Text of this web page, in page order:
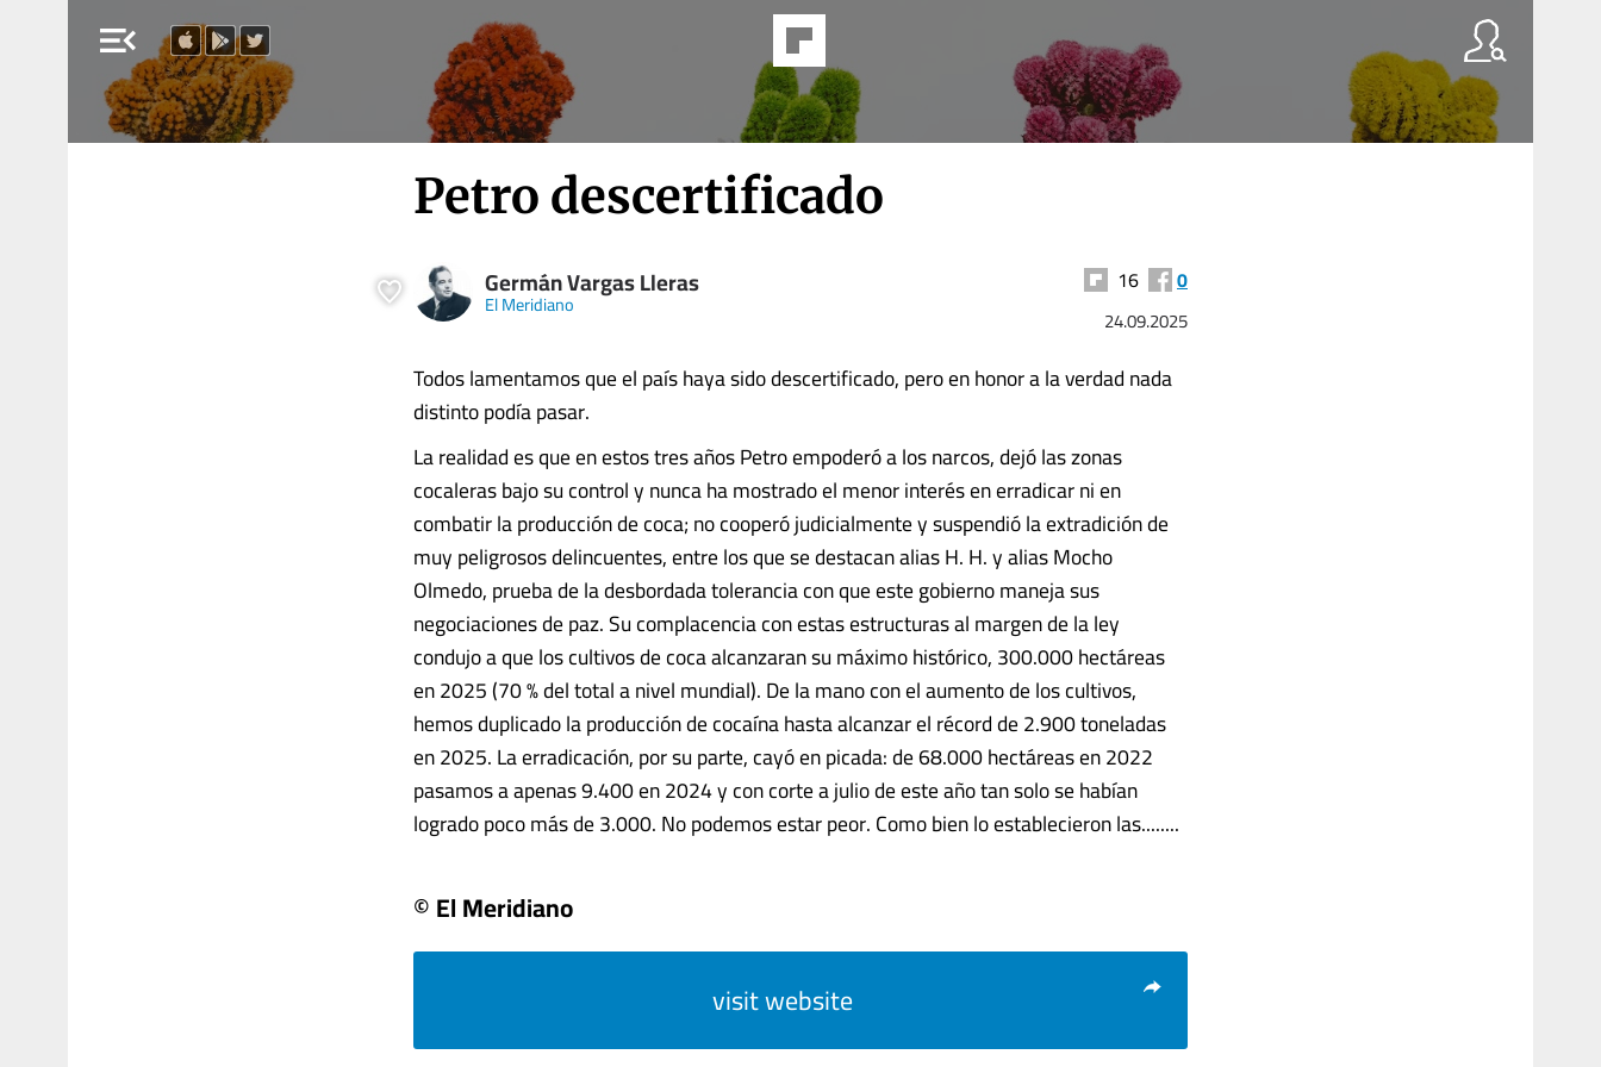
menu_open
Petro descertificado
Germán Vargas Lleras
El Meridiano
16 0
24.09.2025
Todos lamentamos que el país haya sido descertificado, pero en honor a la verdad nada
distinto podía pasar.
La realidad es que en estos tres años Petro empoderó a los narcos, dejó las zonas
cocaleras bajo su control y nunca ha mostrado el menor interés en erradicar ni en
combatir la producción de coca; no cooperó judicialmente y suspendió la extradición de
muy peligrosos delincuentes, entre los que se destacan alias H. H. y alias Mocho
Olmedo, prueba de la desbordada tolerancia con que este gobierno maneja sus
negociaciones de paz. Su complacencia con estas estructuras al margen de la ley
condujo a que los cultivos de coca alcanzaran su máximo histórico, 300.000 hectáreas
en 2025 (70 % del total a nivel mundial). De la mano con el aumento de los cultivos,
hemos duplicado la producción de cocaína hasta alcanzar el récord de 2.900 toneladas
en 2025. La erradicación, por su parte, cayó en picada: de 68.000 hectáreas en 2022
pasamos a apenas 9.400 en 2024 y con corte a julio de este año tan solo se habían
logrado poco más de 3.000. No podemos estar peor. Como bien lo establecieron las........
© El Meridiano
visit website